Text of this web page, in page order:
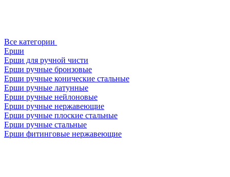
Все категории
Ерши
Ерши для ручной чисти
Ерши ручные бронзовые
Ерши ручные конические стальные
Ерши ручные латунные
Ерши ручные нейлоновые
Ерши ручные нержавеющие
Ерши ручные плоские стальные
Ерши ручные стальные
Ерши фитинговые нержавеющие